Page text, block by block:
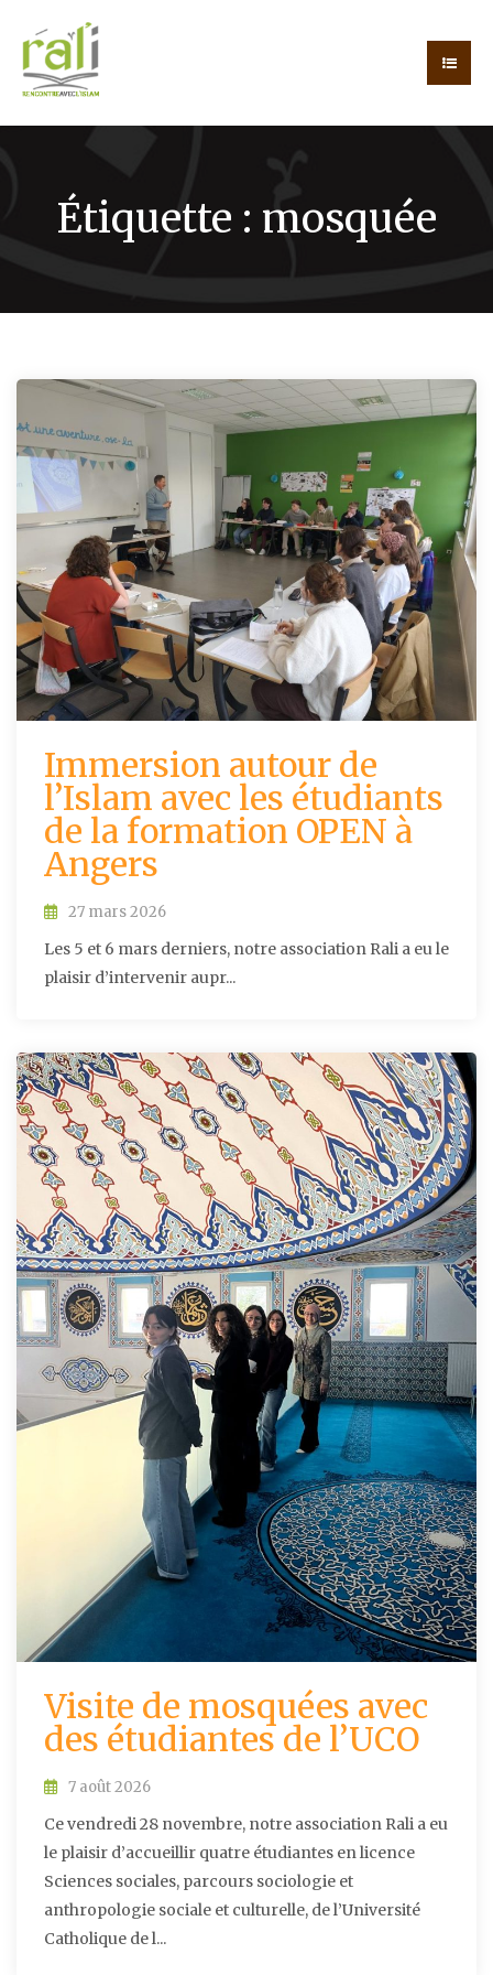
Étiquette : mosquée
Immersion autour de
l’Islam avec les étudiants
de la formation OPEN à
Angers
27 mars 2026
Les 5 et 6 mars derniers, notre association Rali a eu le
plaisir d’intervenir aupr...
Visite de mosquées avec
des étudiantes de l’UCO
7 août 2026
Ce vendredi 28 novembre, notre association Rali a eu
le plaisir d’accueillir quatre étudiantes en licence
Sciences sociales, parcours sociologie et
anthropologie sociale et culturelle, de l’Université
Catholique de l...